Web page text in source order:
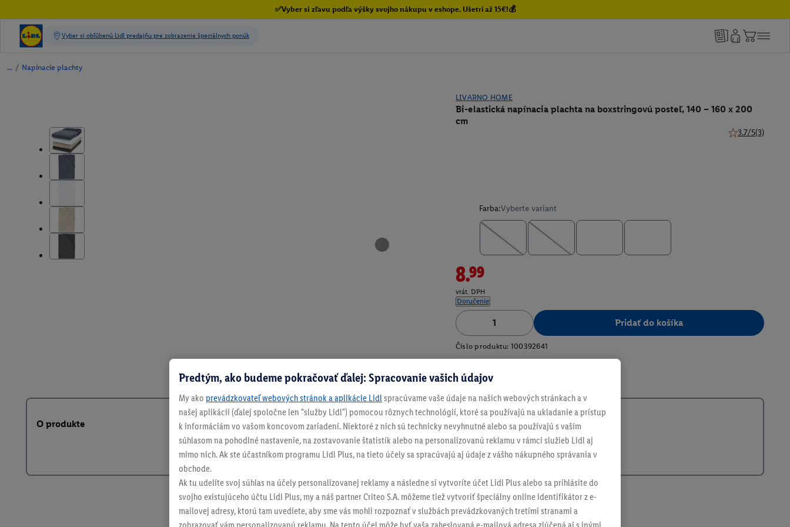
✅Vyber si zľavu podľa výšky svojho nákupu v eshope. Ušetri až 15€!💰
/ Napínacie plachty
LIVARNO HOME
Bi-elastická napínacia plachta na boxstringovú posteľ, 140 – 160 x 200
cm
3.7/5(3)
Farba:Vyberte variant
8.99
vrát. DPH
Doručenie
Pridať do košíka
Číslo produktu: 100392641
O produkte
Predtým, ako budeme pokračovať ďalej: Spracovanie vašich údajov
My ako prevádzkovateľ webových stránok a aplikácie Lidl spracúvame vaše údaje na našich webových stránkach a v
našej aplikácii (ďalej spoločne len "služby Lidl") pomocou rôznych technológií, ktoré sa používajú na ukladanie a prístup
k informáciám vo vašom koncovom zariadení. Niektoré z nich sú technicky nevyhnutné alebo sa používajú s vaším
súhlasom na pohodlné nastavenie, na zostavovanie štatistík alebo na personalizovanú reklamu v rámci služieb Lidl aj
mimo nich. Ak ste účastníkom programu Lidl Plus, na tieto účely sa spracúvajú aj údaje z vášho nákupného správania v
obchode.
Ak tu udelíte svoj súhlas na účely personalizovanej reklamy a následne si vytvoríte účet Lidl Plus alebo sa prihlásite do
svojho existujúceho účtu Lidl Plus, my a náš partner Criteo S.A. môžeme tiež vytvoriť špeciálny online identifikátor z e-
mailovej adresy, ktorú tam uvediete, aby sme vás mohli rozpoznať v službách prevádzkovaných tretími stranami a